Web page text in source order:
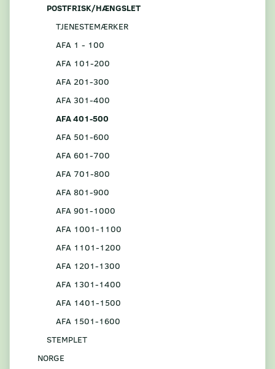
POSTFRISK/HÆNGSLET
TJENESTEMÆRKER
AFA 1 - 100
AFA 101-200
AFA 201-300
AFA 301-400
AFA 401-500
AFA 501-600
AFA 601-700
AFA 701-800
AFA 801-900
AFA 901-1000
AFA 1001-1100
AFA 1101-1200
AFA 1201-1300
AFA 1301-1400
AFA 1401-1500
AFA 1501-1600
STEMPLET
NORGE